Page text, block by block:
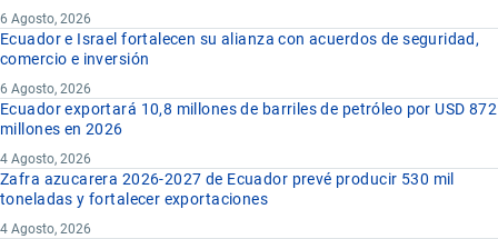
6 Agosto, 2026
Ecuador e Israel fortalecen su alianza con acuerdos de seguridad,
comercio e inversión
6 Agosto, 2026
Ecuador exportará 10,8 millones de barriles de petróleo por USD 872
millones en 2026
4 Agosto, 2026
Zafra azucarera 2026-2027 de Ecuador prevé producir 530 mil
toneladas y fortalecer exportaciones
4 Agosto, 2026